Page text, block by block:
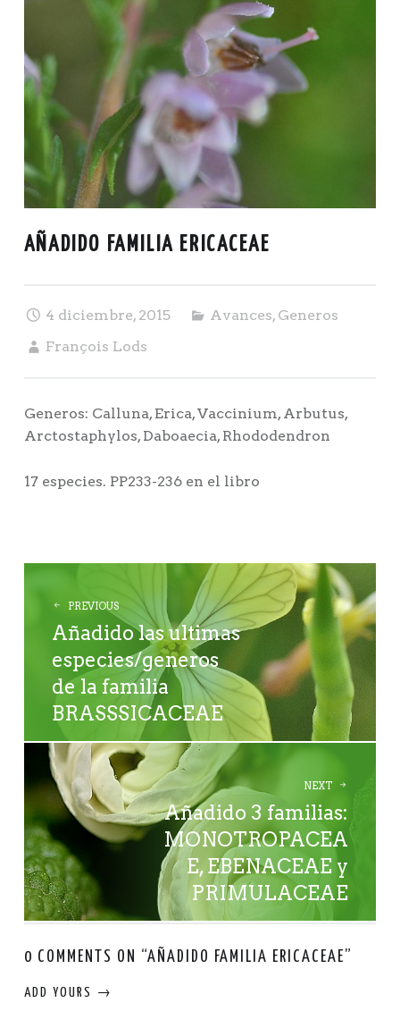
AÑADIDO FAMILIA ERICACEAE
4 diciembre, 2015 Avances, Generos
François Lods
Generos: Calluna, Erica, Vaccinium, Arbutus,
Arctostaphylos, Daboaecia, Rhododendron
17 especies. PP233-236 en el libro
NAVIGATION
PREVIOUS
Añadido las ultimas
especies/generos
de la familia
BRASSSICACEAE
NEXT
Añadido 3 familias:
MONOTROPACEA
E, EBENACEAE y
PRIMULACEAE
0 COMMENTS ON “AÑADIDO FAMILIA ERICACEAE”
ADD YOURS →